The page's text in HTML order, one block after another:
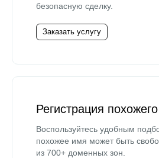
безопасную сделку.
Заказать услугу
Регистрация
Воспользуйтесь удобным
похожее имя может быть
из 700+ доменных зон.